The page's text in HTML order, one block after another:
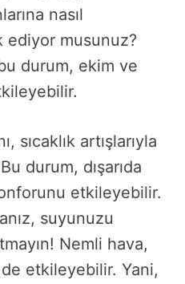
nasıl
ediyor musunuz?
durum, ekim ve
sıcaklık artışlarıyla
durum, dışarıda
etkileyebilir.
suyunuzu
Nemli hava,
etkileyebilir. Yani,